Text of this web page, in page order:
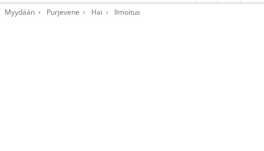
Myydään Purjevene Hai Ilmoitus